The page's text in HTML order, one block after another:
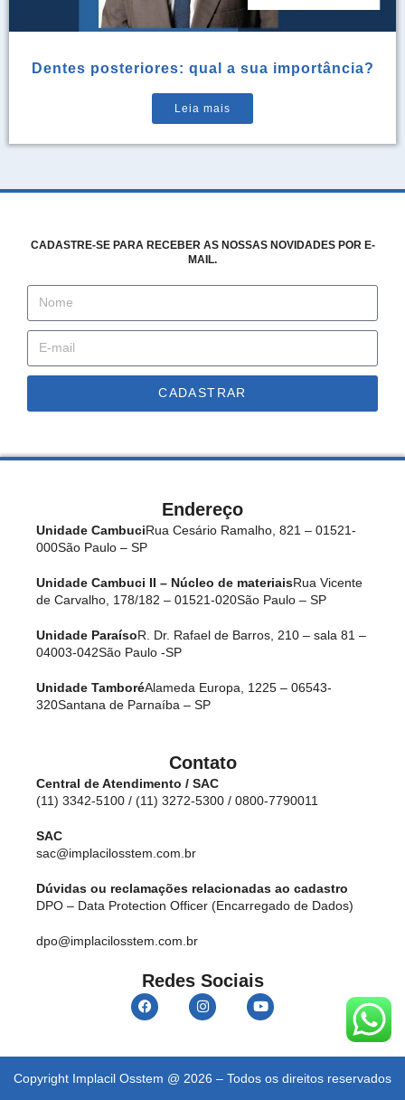
Dentes posteriores: qual a sua importância?
Leia mais
CADASTRE-SE PARA RECEBER AS NOSSAS NOVIDADES POR E-
MAIL.
CADASTRAR
Endereço
Unidade CambuciRua Cesário Ramalho, 821 – 01521-
000São Paulo – SP
Unidade Cambuci II – Núcleo de materiaisRua Vicente
de Carvalho, 178/182 – 01521-020São Paulo – SP
Unidade ParaísoR. Dr. Rafael de Barros, 210 – sala 81 –
04003-042São Paulo -SP
Unidade TamboréAlameda Europa, 1225 – 06543-
320Santana de Parnaíba – SP
Contato
Central de Atendimento / SAC
(11) 3342-5100 / (11) 3272-5300 / 0800-7790011
SAC
sac@implacilosstem.com.br
Dúvidas ou reclamações relacionadas ao cadastro
DPO – Data Protection Officer (Encarregado de Dados)
dpo@implacilosstem.com.br
Redes Sociais
Copyright Implacil Osstem @ 2026 – Todos os direitos reservados